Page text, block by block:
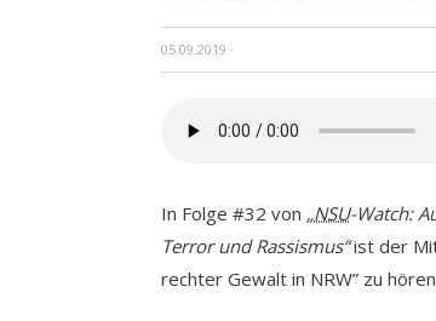
05.09.2019 ·
In Folge #32 von „NSU-Watch:
Terror und Rassismus“ist der
rechter Gewalt in NRW” zu